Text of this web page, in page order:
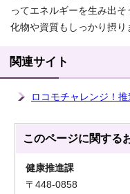
ってエネルギーを生み出
化物や資質もしっかり摂り
関連サイト
ロコモチャレンジ！
このページに関する
健康推進課
〒448-0858